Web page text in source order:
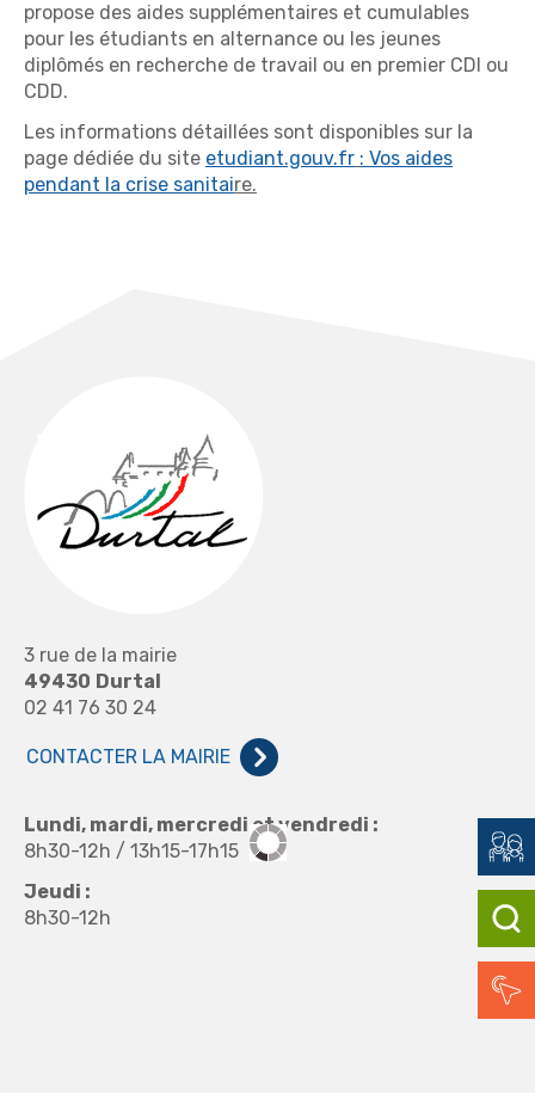
propose des aides supplémentaires et cumulables
pour les étudiants en alternance ou les jeunes
diplômés en recherche de travail ou en premier CDI ou
CDD.
Les informations détaillées sont disponibles sur la
page dédiée du site etudiant.gouv.fr : Vos aides
pendant la crise sanitaire.
3 rue de la mairie
49430 Durtal
02 41 76 30 24
CONTACTER LA MAIRIE
Lundi, mardi, mercredi et vendredi :
8h30-12h / 13h15-17h15
Jeudi :
8h30-12h